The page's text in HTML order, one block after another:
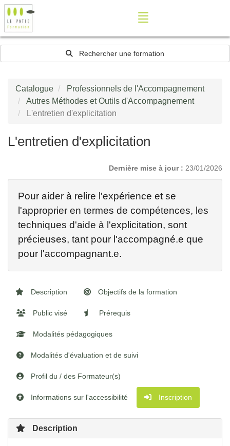
Rechercher une formation
Catalogue
Professionnels de l'Accompagnement
Autres Méthodes et Outils d'Accompagnement
L'entretien d'explicitation
L'entretien d'explicitation
Dernière mise à jour : 23/01/2026
Pour aider à relire l'expérience et se
l'approprier en termes de compétences, les
techniques d'aide à l'explicitation, sont
précieuses, tant pour l'accompagné.e que
pour l'accompagnant.e.
Description Objectifs de la formation
Public visé Prérequis
Modalités pédagogiques
Modalités d'évaluation et de suivi
Profil du / des Formateur(s)
Informations sur l'accessibilité Inscription
Description